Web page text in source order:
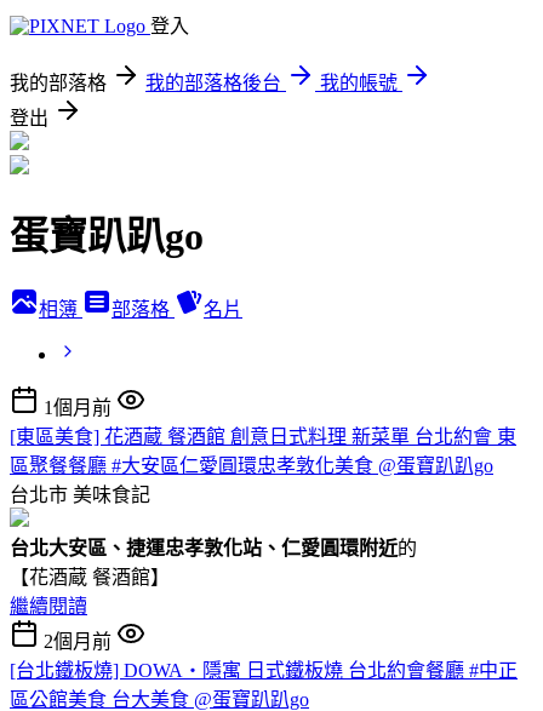
登入
我的部落格 我的部落格後台
我的帳號
登出
蛋寶趴趴go
相簿 部落格 名片
1個月前
[東區美食] 花酒蔵 餐酒館 創意日式料理 新菜單 台北約會 東
區聚餐餐廳 #大安區仁愛圓環忠孝敦化美食 @蛋寶趴趴go
台北市 美味食記
台北大安區、捷運忠孝敦化站、仁愛圓環附近的
【花酒蔵 餐酒館】
繼續閱讀
2個月前
[台北鐵板燒] DOWA・隱寓 日式鐵板燒 台北約會餐廳 #中正
區公館美食 台大美食 @蛋寶趴趴go